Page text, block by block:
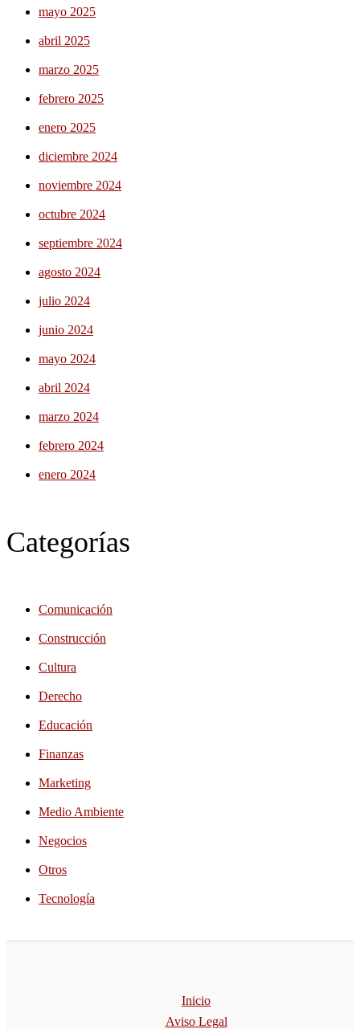
mayo 2025
abril 2025
marzo 2025
febrero 2025
enero 2025
diciembre 2024
noviembre 2024
octubre 2024
septiembre 2024
agosto 2024
julio 2024
junio 2024
mayo 2024
abril 2024
marzo 2024
febrero 2024
enero 2024
Categorías
Comunicación
Construcción
Cultura
Derecho
Educación
Finanzas
Marketing
Medio Ambiente
Negocios
Otros
Tecnología
Inicio
Aviso Legal